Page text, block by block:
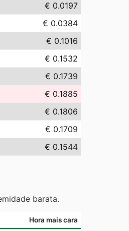
€ 0.0197
€ 0.0384
€ 0.1016
€ 0.1532
€ 0.1739
€ 0.1885
€ 0.1806
€ 0.1709
€ 0.1544
barata.
Hora mais cara